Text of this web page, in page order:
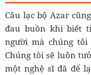
Câu lạc bộ Azar
đau buồn khi biết
người mà chúng
Chúng tôi sẽ luôn
một nghệ sĩ đã để